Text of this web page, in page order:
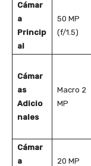
Cámar
a
Princip
al
50 MP
(f/1.5)
Cámar
as
Adicio
nales
Macro 2
MP
Cámar
a
20 MP